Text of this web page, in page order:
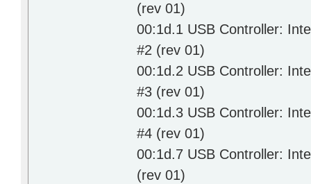
(rev 01)
00:1d.1 USB Controller:
#2 (rev 01)
00:1d.2 USB Controller:
#3 (rev 01)
00:1d.3 USB Controller:
#4 (rev 01)
00:1d.7 USB Controller:
(rev 01)